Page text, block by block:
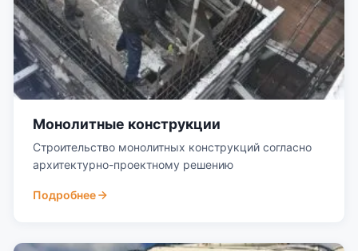
Монолитные конструкции
Строительство монолитных конструкций согласно
архитектурно-проектному решению
Подробнее